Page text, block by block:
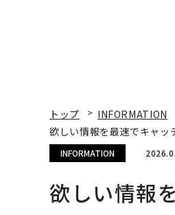
トップ
INFORMATION
欲しい情報を最速でキャ
INFORMATION
欲しい情報